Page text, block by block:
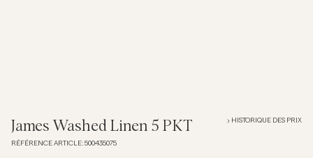
Chemises
James Washed Linen 5 PKT
RÉFÉRENCE ARTICLE: 500435075
HISTORIQUE DES PRIX